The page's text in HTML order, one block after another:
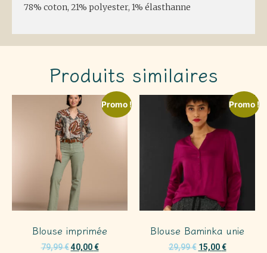
78% coton, 21% polyester, 1% élasthanne
Produits similaires
Promo !
Blouse imprimée
79,99€ 40,00€
Promo !
Blouse Baminka unie
29,99€ 15,00€